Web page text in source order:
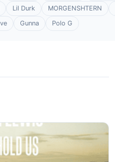
Lil Durk
MORGENSHTERN
Gunna Polo G